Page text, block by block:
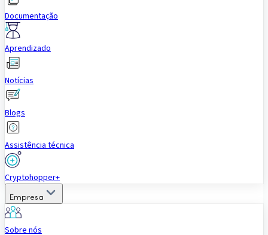
Documentação
Aprendizado
Notícias
Blogs
Assistência técnica
Cryptohopper+
Empresa
Sobre nós